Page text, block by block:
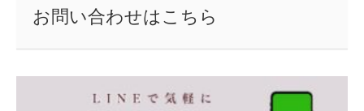
お問い合わせはこちら